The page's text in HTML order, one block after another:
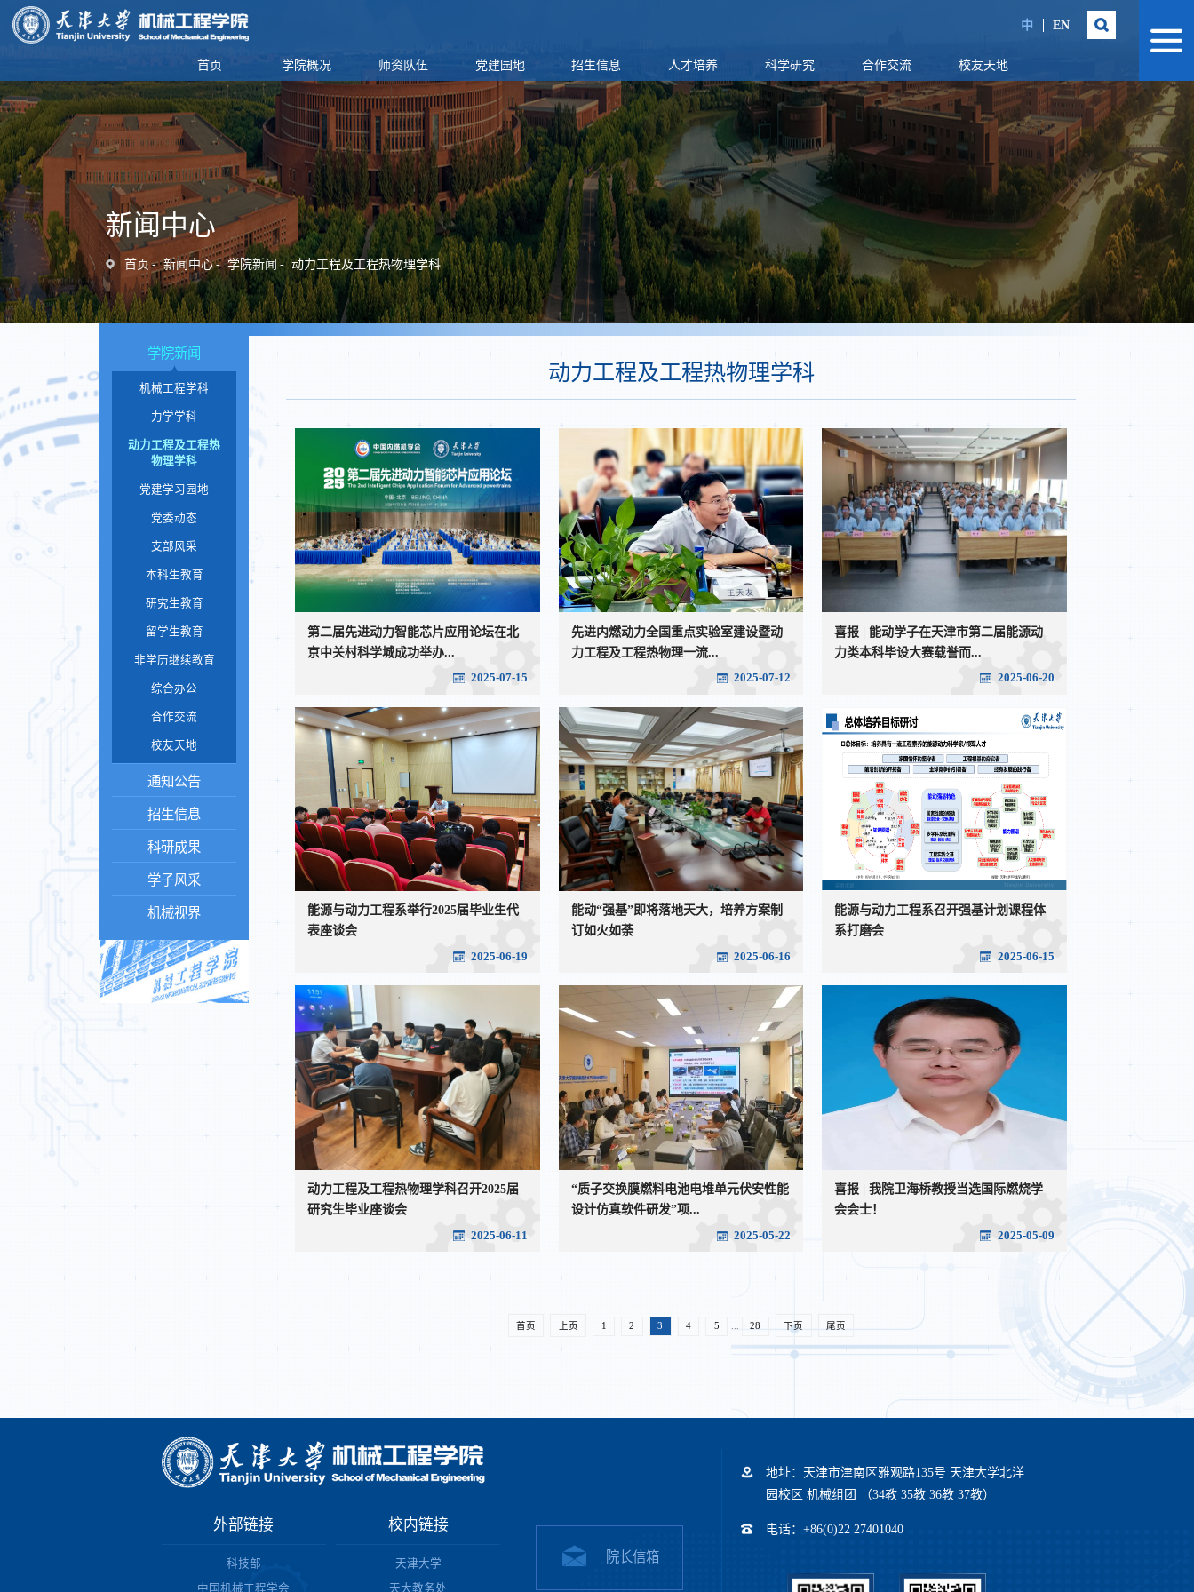
中 EN
首页 学院概况 师资队伍 党建园地 招生信息 人才培养 科学研究 合作交流 校友天地
新闻中心
首页 新闻中心 学院新闻 动力工程及工程热物理学科
动力工程及工程热物理学科
第二届先进动力智能芯片应用论坛在北
京中关村科学城成功举办...
2025-07-15
先进内燃动力全国重点实验室建设暨动
力工程及工程热物理一流...
2025-07-12
喜报 | 能动学子在天津市第二届能源动
力类本科毕设大赛载誉而...
2025-06-20
能源与动力工程系举行2025届毕业生代
表座谈会
2025-06-19
能动“强基”即将落地天大，培养方案制
订如火如荼
2025-06-16
能源与动力工程系召开强基计划课程体
系打磨会
2025-06-15
动力工程及工程热物理学科召开2025届
研究生毕业座谈会
2025-06-11
“质子交换膜燃料电池电堆单元伏安性能
设计仿真软件研发”项...
2025-05-22
喜报 | 我院卫海桥教授当选国际燃烧学
会会士！
2025-05-09
首页 上页 1 2 3 4 5 ... 28 下页 尾页
学院新闻
机械工程学科
力学学科
动力工程及工程热
物理学科
党建学习园地
党委动态
支部风采
本科生教育
研究生教育
留学生教育
非学历继续教育
综合办公
合作交流
校友天地
通知公告
招生信息
科研成果
学子风采
机械视界
外部链接
科技部
中国机械工程学会
校内链接
天津大学
天大教务处
院长信箱
地址：天津市津南区雅观路135号 天津大学北洋
园校区 机械组团 （34教 35教 36教 37教）
电话：+86(0)22 27401040